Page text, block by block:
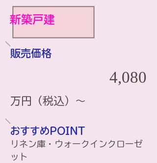
新築戸建
販売価格
4,080
万円（税込）～
おすすめPOINT
リネン庫・ウォークインクローゼ
ット